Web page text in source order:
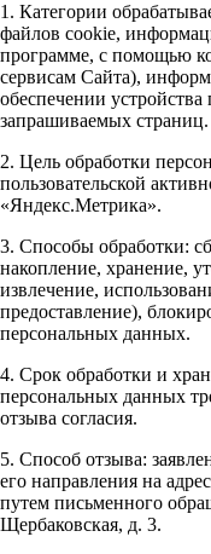
1. Категории
файлов cookie,
программе, с помощью
сервисам Сайта),
обеспечении устройства
запрашиваемых страниц.
2. Цель обработки
пользовательской
«Яндекс.Метрика».
3. Способы обработки:
накопление, хранение,
извлечение,
предоставление),
персональных данных.
4. Срок обработки и
персональных данных
отзыва согласия.
5. Способ отзыва:
его направления на
путем письменного
Щербаковская, д. 3.